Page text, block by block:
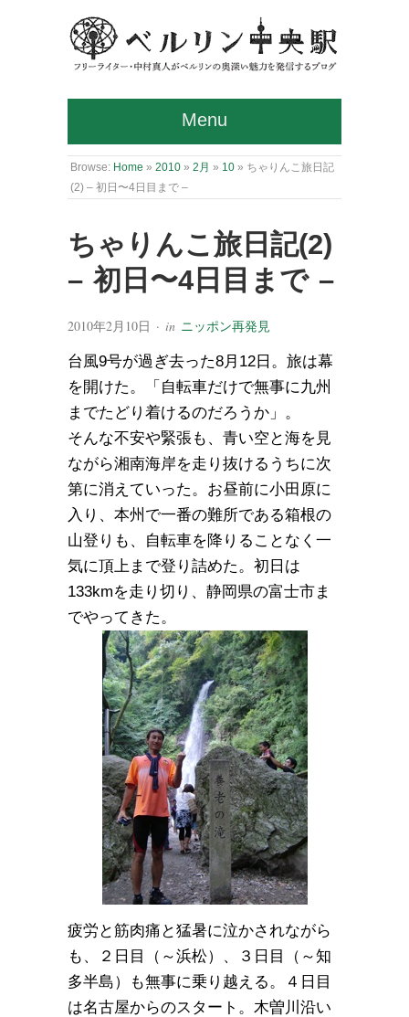
Menu
Browse: Home » 2010 » 2月 » 10 » ちゃりんこ旅日記
(2) – 初日〜4日目まで –
ちゃりんこ旅日記(2)
– 初日〜4日目まで –
2010年2月10日 · in ニッポン再発見
台風9号が過ぎ去った8月12日。旅は幕
を開けた。「自転車だけで無事に九州
までたどり着けるのだろうか」。
そんな不安や緊張も、青い空と海を見
ながら湘南海岸を走り抜けるうちに次
第に消えていった。お昼前に小田原に
入り、本州で一番の難所である箱根の
山登りも、自転車を降りることなく一
気に頂上まで登り詰めた。初日は
133kmを走り切り、静岡県の富士市ま
でやってきた。
疲労と筋肉痛と猛暑に泣かされながら
も、２日目（～浜松）、３日目（～知
多半島）も無事に乗り越える。４日目
は名古屋からのスタート。木曽川沿い